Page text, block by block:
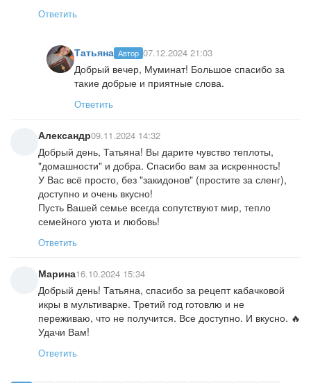
Ответить
Татьяна Автор 07.12.2024 21:03
Добрый вечер, Муминат! Большое спасибо за
такие добрые и приятные слова.
Ответить
Александр09.11.2024 14:32
Добрый день, Татьяна! Вы дарите чувство теплоты,
"домашности" и добра. Спасибо вам за искренность!
У Вас всё просто, без "закидонов" (простите за сленг),
доступно и очень вкусно!
Пусть Вашей семье всегда сопутствуют мир, тепло
семейного уюта и любовь!
Ответить
Марина16.10.2024 15:34
Добрый день! Татьяна, спасибо за рецепт кабачковой
икры в мультиварке. Третий год готовлю и не
переживаю, что не получится. Все доступно. И вкусно. 🔥
Удачи Вам!
Ответить